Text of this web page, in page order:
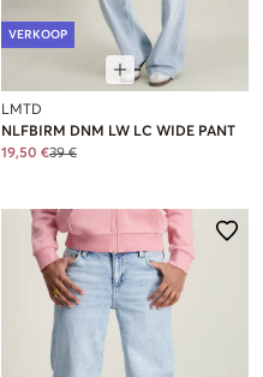
VERKOOP
LMTD
NLFBIRM DNM LW LC WIDE PANT
19,50 €39 €